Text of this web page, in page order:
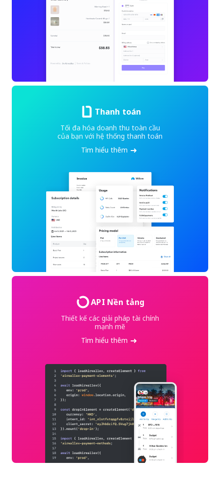
Thanh toán
Tối đa hóa doanh thu toàn cầu
của bạn với hệ thống thanh toán
Tìm hiểu thêm
API Nền tảng
Thiết kế các giải pháp tài chính
mạnh mẽ
Tìm hiểu thêm